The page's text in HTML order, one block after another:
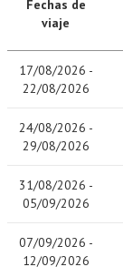
Fechas de
viaje
17/08/2026 -
22/08/2026
24/08/2026 -
29/08/2026
31/08/2026 -
05/09/2026
07/09/2026 -
12/09/2026